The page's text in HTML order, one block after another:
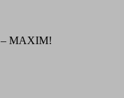
– MAXIM!